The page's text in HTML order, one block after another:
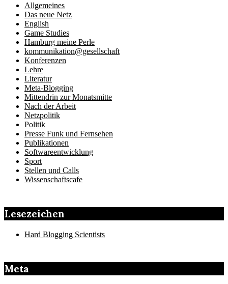
Allgemeines
Das neue Netz
English
Game Studies
Hamburg meine Perle
kommunikation@gesellschaft
Konferenzen
Lehre
Literatur
Meta-Blogging
Mittendrin zur Monatsmitte
Nach der Arbeit
Netzpolitik
Politik
Presse Funk und Fernsehen
Publikationen
Softwareentwicklung
Sport
Stellen und Calls
Wissenschaftscafe
Lesezeichen
Hard Blogging Scientists
Meta